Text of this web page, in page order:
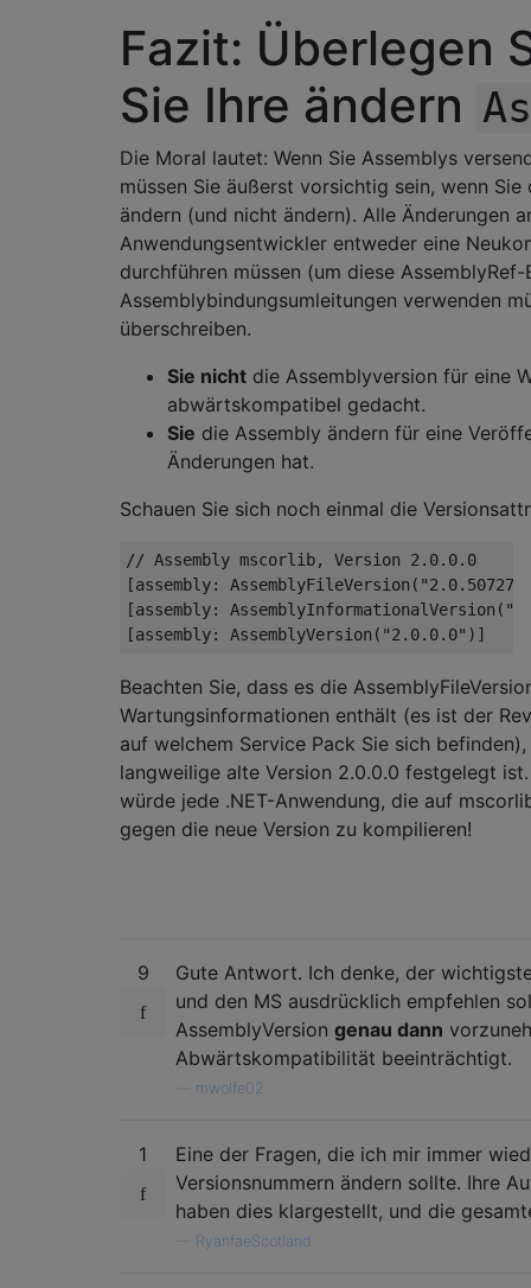
Fazit: Überlegen
Sie Ihre ändern
Die Moral lautet: Wenn Sie Assemblys
müssen Sie äußerst vorsichtig sein, wenn
ändern (und nicht ändern). Alle Änderungen
Anwendungsentwickler entweder eine
durchführen müssen (um diese
Assemblybindungsumleitungen verwenden
überschreiben.
Sie nicht die Assemblyversion für eine
abwärtskompatibel gedacht.
Sie die Assembly ändern für eine
Änderungen hat.
Schauen Sie sich noch einmal die
// Assembly mscorlib, Version 2.0.0.0
[assembly: AssemblyFileVersion (
[assembly: AssemblyInformationalVersion (
[assembly: AssemblyVersion ( "2.0.0.0" )]
Beachten Sie, dass es die
Wartungsinformationen enthält (es ist der
auf welchem ​​Service Pack Sie sich
langweilige alte Version 2.0.0.0 festgelegt
würde jede .NET-Anwendung, die auf
gegen die neue Version zu kompilieren!
9
Gute Antwort. Ich denke, der
und den MS ausdrücklich empfehlen
AssemblyVersion genau dann
Abwärtskompatibilität beeinträchtigt.
mwolfe02
1
Eine der Fragen, die ich mir immer
Versionsnummern ändern sollte. Ihre
haben dies klargestellt, und die
RyanfaeScotland